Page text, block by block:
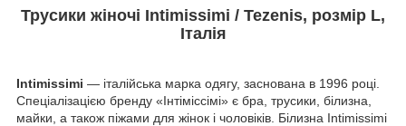
Трусики жіночі Intimissimi / Tezenis, розмір L,
Італія
Intimissimi — італійська марка одягу, заснована в 1996 році.
Спеціалізацією бренду «Інтіміссімі» є бра, трусики, білизна,
майки, а також піжами для жінок і чоловіків. Білизна Intimissimi